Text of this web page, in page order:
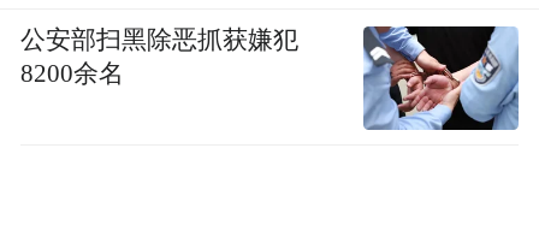
公安部扫黑除恶抓获嫌犯
8200余名